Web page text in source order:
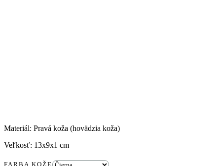
Materiál: Pravá koža (hovädzia koža)
Veľkosť: 13x9x1 cm
FARBA KOŽE